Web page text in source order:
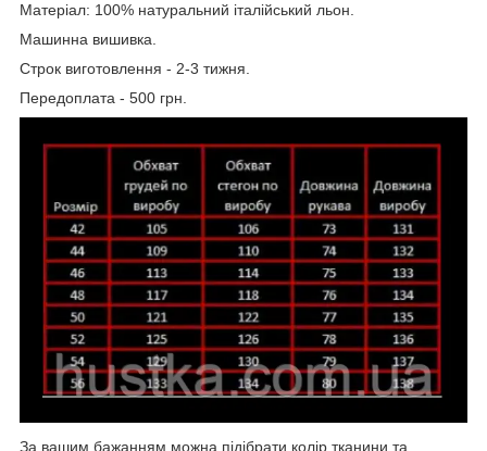
Матеріал: 100% натуральний італійський льон.
Машинна вишивка.
Строк виготовлення - 2-3 тижня.
Передоплата - 500 грн.
За вашим бажанням можна підібрати колір тканини та